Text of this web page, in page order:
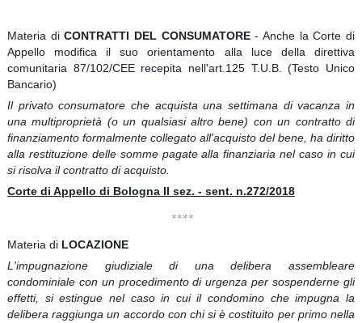
Materia diCONTRATTI DEL CONSUMATORE- Anche la Corte di
Appello modifica il suo orientamento alla luce della direttiva
comunitaria 87/102/CEE recepita nell'art.125 T.U.B. (Testo Unico
Bancario)
Il privato consumatore che acquista una settimana di vacanza in
una multiproprietà (o un qualsiasi altro bene) con un contratto di
finanziamento formalmente collegato all'acquisto del bene, ha diritto
alla restituzione delle somme pagate alla finanziaria nel caso in cui
si risolva il contratto di acquisto.
Corte di Appello di Bologna II sez. - sent. n.272/2018
****
Materia di LOCAZIONE
L'impugnazione giudiziale di una delibera assembleare
condominiale con un procedimento di urgenza per sospenderne gli
effetti, si estingue nel caso in cui il condomino che impugna la
delibera raggiunga un accordo con chi si è costituito per primo nella